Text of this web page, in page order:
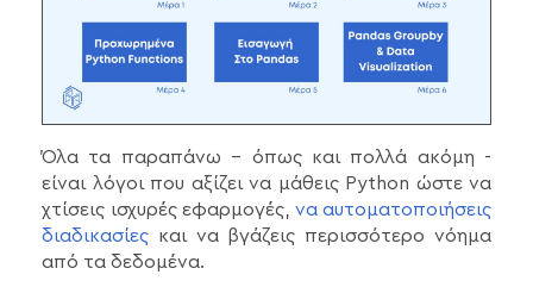
Όλα τα παραπάνω - όπως και πολλά ακόμη -
είναι λόγοι που αξίζει να μάθεις Python ώστε να
χτίσεις ισχυρές εφαρμογές, να αυτοματοποιήσεις
διαδικασίες και να βγάζεις περισσότερο νόημα
από τα δεδομένα.